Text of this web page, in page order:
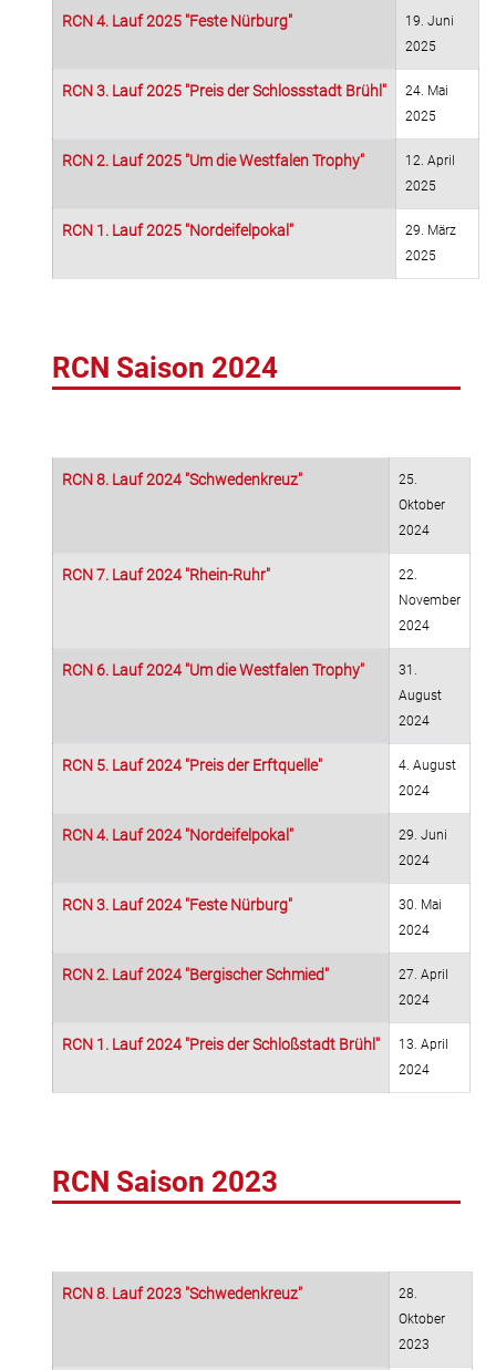
RCN 4. Lauf 2025 "Feste Nürburg"
19. Juni
2025
RCN 3. Lauf 2025 "Preis der Schlossstadt Brühl"
24. Mai
2025
RCN 2. Lauf 2025 "Um die Westfalen Trophy"
12. April
2025
RCN 1. Lauf 2025 "Nordeifelpokal"
29. März
2025
RCN Saison 2024
RCN 8. Lauf 2024 "Schwedenkreuz"
25.
Oktober
2024
RCN 7. Lauf 2024 "Rhein-Ruhr"
22.
November
2024
RCN 6. Lauf 2024 "Um die Westfalen Trophy"
31.
August
2024
RCN 5. Lauf 2024 "Preis der Erftquelle"
4. August
2024
RCN 4. Lauf 2024 "Nordeifelpokal"
29. Juni
2024
RCN 3. Lauf 2024 "Feste Nürburg"
30. Mai
2024
RCN 2. Lauf 2024 "Bergischer Schmied"
27. April
2024
RCN 1. Lauf 2024 "Preis der Schloßstadt Brühl"
13. April
2024
RCN Saison 2023
RCN 8. Lauf 2023 "Schwedenkreuz"
28.
Oktober
2023